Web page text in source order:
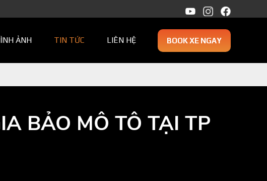
ẢNH TIN TỨC LIÊN HỆ BOOK XE NGAY
BẢO MÔ TÔ TẠI TP